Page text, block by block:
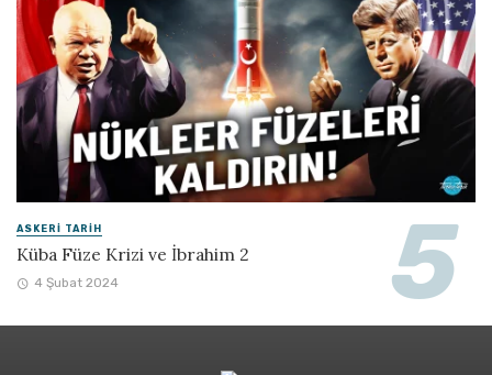
ASKERI TARIH
Küba Füze Krizi ve İbrahim 2
4 Şubat 2024